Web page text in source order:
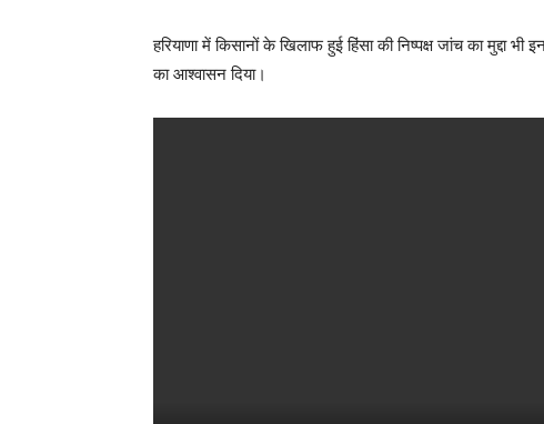
हरियाणा में किसानों के खिलाफ हुई हिंसा की निष्पक्ष जांच का मुद्दा
का आश्वासन दिया।